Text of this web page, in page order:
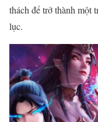
thách để trở thành một
lục.